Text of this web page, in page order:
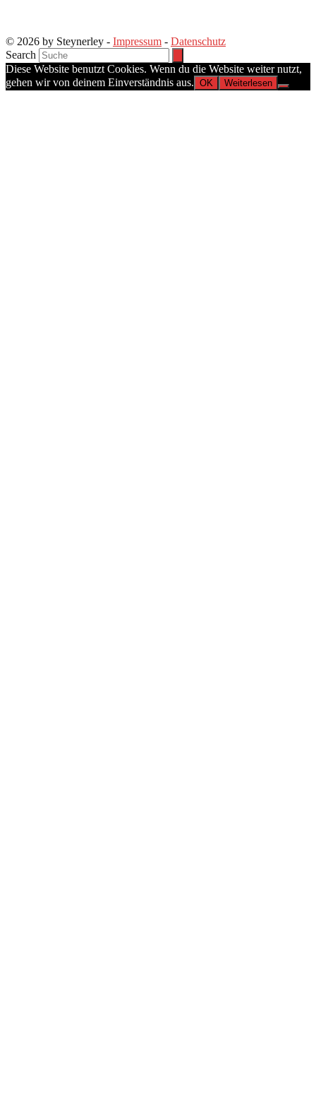
© 2026 by Steynerley - Impressum - Datenschutz
Search
Diese Website benutzt Cookies. Wenn du die Website weiter nutzt,
gehen wir von deinem Einverständnis aus. OK Weiterlesen